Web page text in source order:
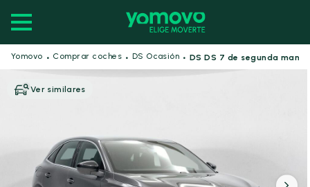
Yomovo · Comprar coches · DS Ocasión · DS DS 7 de segunda mano
Ver similares